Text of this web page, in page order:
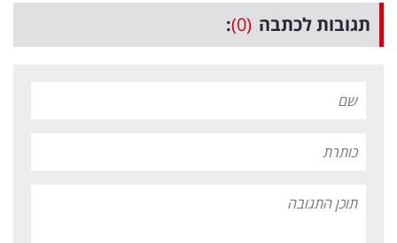
תגובות לכתבה (0)
: